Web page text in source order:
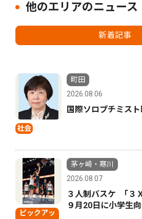
他のエリアのニュース
新着記事
社会
町田
2026.08.06
国際ソロプチミスト
ピックアッ
茅ヶ崎・寒川
2026.08.07
３人制バスケ ｢３
９月20日に小学生